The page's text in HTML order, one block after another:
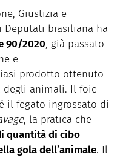
Giustizia e
Deputati brasiliana ha
90/2020, già passato
e
prodotto ottenuto
degli animali. Il foie
il fegato ingrossato di
, la pratica che
quantità di cibo
gola dell’animale. Il